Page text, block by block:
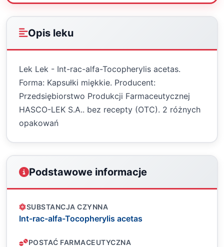
Opis leku
Lek Lek - Int-rac-alfa-Tocopherylis acetas.
Forma: Kapsułki miękkie. Producent:
Przedsiębiorstwo Produkcji Farmaceutycznej
HASCO-LEK S.A.. bez recepty (OTC). 2 różnych
opakowań
Podstawowe informacje
SUBSTANCJA CZYNNA
Int-rac-alfa-Tocopherylis acetas
POSTAĆ FARMACEUTYCZNA